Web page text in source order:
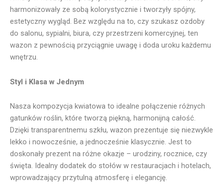
harmonizowały ze sobą kolorystycznie i tworzyły spójny,
estetyczny wygląd. Bez względu na to, czy szukasz ozdoby
do salonu, sypialni, biura, czy przestrzeni komercyjnej, ten
wazon z pewnością przyciągnie uwagę i doda uroku każdemu
wnętrzu.
Styl i Klasa w Jednym
Nasza kompozycja kwiatowa to idealne połączenie różnych
gatunków roślin, które tworzą piękną, harmonijną całość.
Dzięki transparentnemu szkłu, wazon prezentuje się niezwykle
lekko i nowocześnie, a jednocześnie klasycznie. Jest to
doskonały prezent na różne okazje – urodziny, rocznice, czy
święta. Idealny dodatek do stołów w restauracjach i hotelach,
wprowadzający przytulną atmosferę i elegancję.